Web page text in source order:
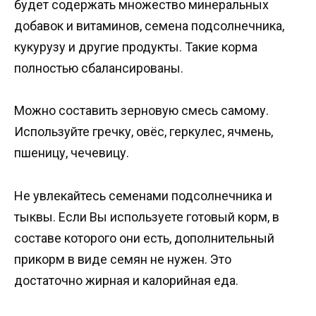
будет содержать множество минеральных
добавок и витаминов, семена подсолнечника,
кукурузу и другие продукты. Такие корма
полностью сбалансированы.
Можно составить зерновую смесь самому.
Используйте гречку, овёс, геркулес, ячмень,
пшеницу, чечевицу.
Не увлекайтесь семенами подсолнечника и
тыквы. Если Вы используете готовый корм, в
составе которого они есть, дополнительный
прикорм в виде семян не нужен. Это
достаточно жирная и калорийная еда.